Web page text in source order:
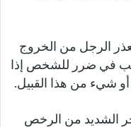
الرجل من الخروج
في ضرر للشخص إذا
شيء من هذا القبيل.
الشديد من الرخص